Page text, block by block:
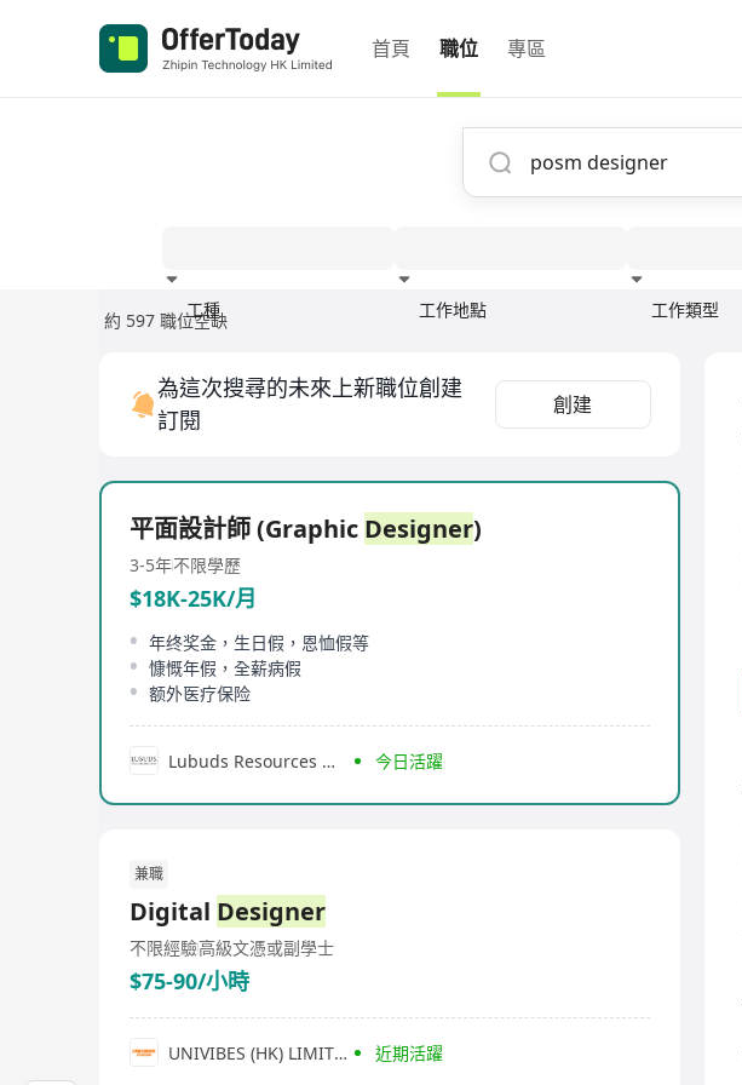
首頁 職位 專區
工種 工作地點 工作類型
約 597 職位空缺
為這次搜尋的未來上新職位創建
訂閱
創建
平面設計師 (Graphic Designer)
3-5年不限學歷
$18K-25K/月
年终奖金，生日假，恩恤假等
慷慨年假，全薪病假
额外医疗保险
Lubuds Resources Management Limited 今日活躍
兼職
Digital Designer
不限經驗高級文憑或副學士
$75-90/小時
UNIVIBES (HK) LIMITED 近期活躍